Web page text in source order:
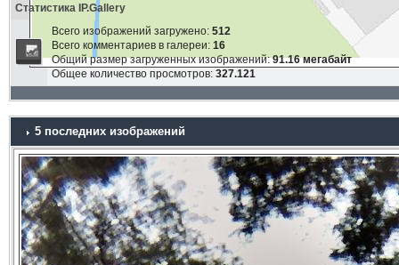
Статистика IP.Gallery
Всего изображений загружено: 512
Всего комментариев в галереи: 16
Общий размер загруженных изображений:91.16 мегабайт
Общее количество просмотров: 327.121
5 последних изображений